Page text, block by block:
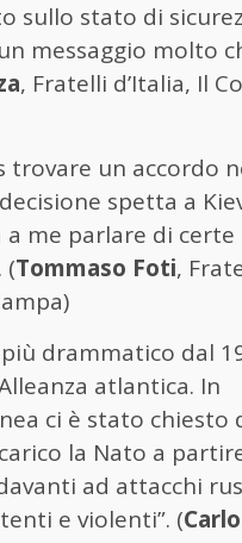
sullo stato di
messaggio molto
, Fratelli d’Italia, Il
trovare un accordo
spetta a
a me parlare di certe
(Tommaso Foti,
drammatico dal
atlantica. In
ci è stato chiesto
la Nato a
ad attacchi
e violenti”. (Carlo